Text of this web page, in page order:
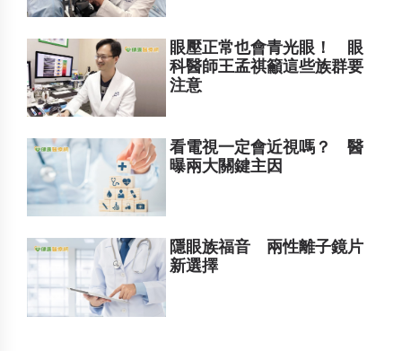
眼壓正常也會青光眼！ 眼
科醫師王孟祺籲這些族群要
注意
看電視一定會近視嗎？ 醫
曝兩大關鍵主因
隱眼族福音 兩性離子鏡片
新選擇